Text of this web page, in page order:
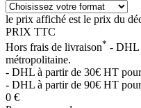
le prix affiché est le prix du
PRIX TTC
Hors frais de livraison* - DHL
métropolitaine.
- DHL à partir de 30€ HT
- DHL à partir de 90€ HT
0 €